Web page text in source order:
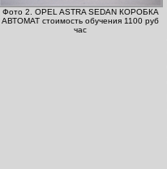
Фото 2. OPEL ASTRA SEDAN КОРОБКА
АВТОМАТ стоимость обучения 1100 руб
час